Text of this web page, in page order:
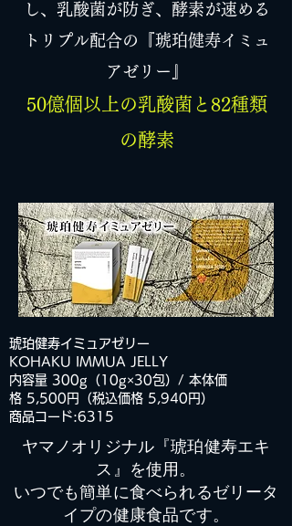
し、乳酸菌が防ぎ、酵素が速める
トリプル配合の『琥珀健寿イミュ
アゼリー』
50億個以上の乳酸菌と82種類
の酵素
琥珀健寿イミュアゼリー
KOHAKU IMMUA JELLY
内容量 300g（10g×30包）/ 本体価
格 5,500円（税込価格 5,940円）
商品コード:6315
ヤマノオリジナル『琥珀健寿エキ
ス』を使用。
いつでも簡単に食べられるゼリータ
イプの健康食品です。